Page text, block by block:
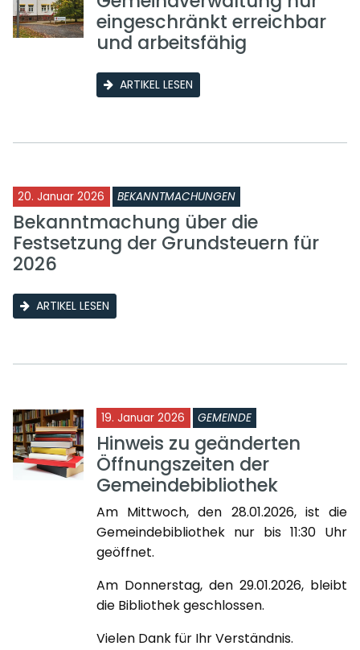
eingeschränkt erreichbar
und arbeitsfähig
ARTIKEL LESEN
20. Januar 2026 BEKANNTMACHUNGEN
Bekanntmachung über die
Festsetzung der Grundsteuern für
2026
ARTIKEL LESEN
19. Januar 2026 GEMEINDE
Hinweis zu geänderten
Öffnungszeiten der
Gemeindebibliothek
Am Mittwoch, den 28.01.2026, ist die
Gemeindebibliothek nur bis 11:30 Uhr
geöffnet.
Am Donnerstag, den 29.01.2026, bleibt
die Bibliothek geschlossen.
Vielen Dank für Ihr Verständnis.